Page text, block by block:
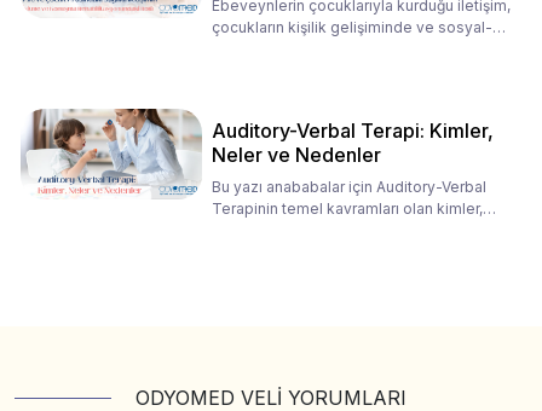
Ebeveynlerin çocuklarıyla kurduğu iletişim,
çocukların kişilik gelişiminde ve sosyal-
Auditory-Verbal Terapi: Kimler,
Neler ve Nedenler
Bu yazı anababalar için Auditory-Verbal
Terapinin temel kavramları olan kimler,
ODYOMED VELİ YORUMLARI